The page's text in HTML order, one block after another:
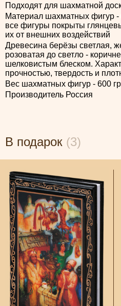
Подходят для шахматной
Материал шахматных фигур -
все фигуры покрыты
их от внешних воздействий
Древесина берёзы светлая,
розоватая до светло -
шелковистым блеском.
прочностью, твердость и
Вес шахматных фигур - 600
Производитель Россия
В подарок (3)